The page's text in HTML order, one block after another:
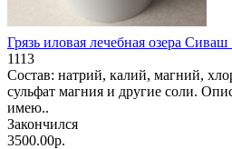
Грязь иловая лечебная озера Сиваш
1113
Состав: натрий, калий, магний,
сульфат магния и другие соли.
имею..
Закончился
3500.00р.